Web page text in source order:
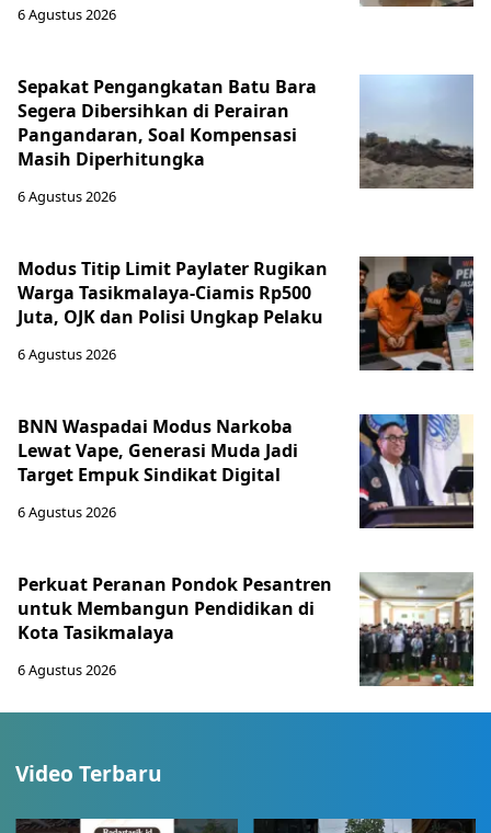
6 Agustus 2026
Sepakat Pengangkatan Batu Bara
Segera Dibersihkan di Perairan
Pangandaran, Soal Kompensasi
Masih Diperhitungka
6 Agustus 2026
Modus Titip Limit Paylater Rugikan
Warga Tasikmalaya-Ciamis Rp500
Juta, OJK dan Polisi Ungkap Pelaku
6 Agustus 2026
BNN Waspadai Modus Narkoba
Lewat Vape, Generasi Muda Jadi
Target Empuk Sindikat Digital
6 Agustus 2026
Perkuat Peranan Pondok Pesantren
untuk Membangun Pendidikan di
Kota Tasikmalaya ‎
6 Agustus 2026
Video Terbaru